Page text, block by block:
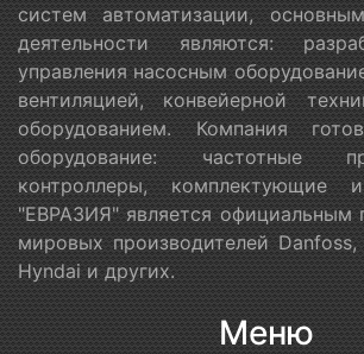
систем автоматизации,
деятельности являются:
управления насосным
вентиляцией, конвейерной
оборудованием. Компания
оборудование: частотные
контроллеры, комплектующие
"ЕВРАЗИЯ" является официальным
мировых производителей Danfoss,
Hyndai и других.
Меню